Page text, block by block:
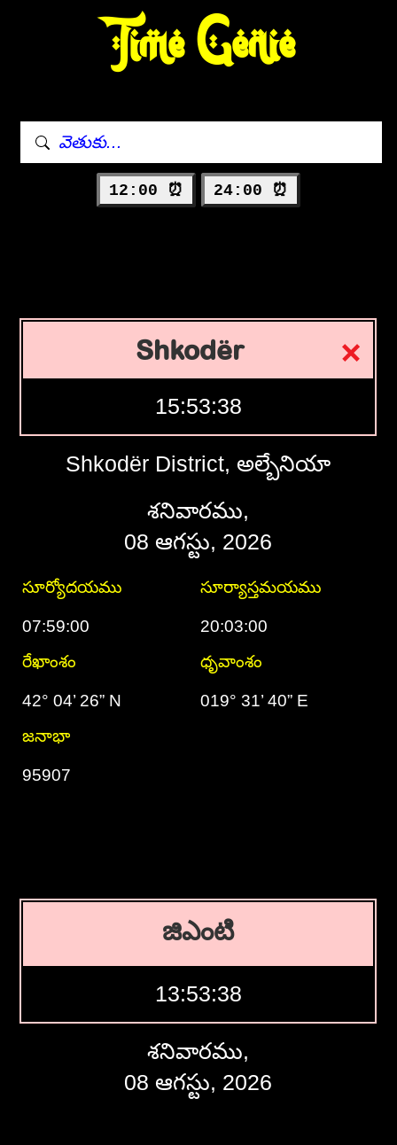
Time Genie
12:00 ⏰ 24:00 ⏰
Shkodër
15:53:39
Shkodër District, అల్బేనియా
శనివారము,
08 ఆగస్టు, 2026
సూర్యోదయము సూర్యాస్తమయము
07:59:00
20:03:00
రేఖాంశం
ధృవాంశం
42° 04’ 26” N
019° 31’ 40” E
జనాభా
95907
జిఎంటి
13:53:39
శనివారము,
08 ఆగస్టు, 2026